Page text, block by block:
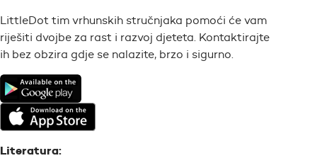
LittleDot tim vrhunskih stručnjaka pomoći će vam
riješiti dvojbe za rast i razvoj djeteta. Kontaktirajte
ih bez obzira gdje se nalazite, brzo i sigurno.
Literatura: